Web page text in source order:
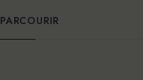
PARCOURIR